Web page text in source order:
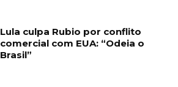
Lula culpa Rubio por conflito
comercial com EUA: “Odeia o
Brasil”